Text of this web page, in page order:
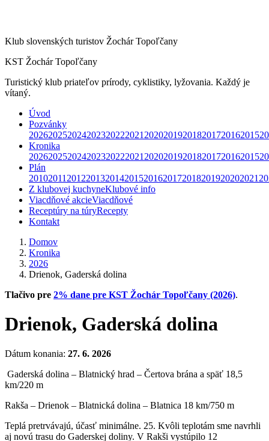
Klub slovenských turistov Žochár Topoľčany
KST Žochár Topoľčany
Turistický klub priateľov prírody, cyklistiky, lyžovania. Každý je
vítaný.
Úvod
Pozvánky
202620252024202320222021 202020192018201720162015
Kronika
202620252024202320222021 202020192018201720162015
Plán
20102011 2012201320142015201620172018201920202021
Z klubovej kuchyneKlubové info
Viacdňové akcieViacdňové
Receptúry na túryRecepty
Kontakt
Domov
Kronika
2026
Drienok, Gaderská dolina
Tlačivo pre 2% dane pre KST Žochár Topoľčany (2026).
Drienok, Gaderská dolina
Dátum konania: 27. 6. 2026
Gaderská dolina – Blatnický hrad – Čertova brána a späť 18,5
km/220 m
Rakša – Drienok – Blatnická dolina – Blatnica 18 km/750 m
Teplá pretrvávajú, účasť minimálne. 25. Kvôli teplotám sme navrhli
aj novú trasu do Gaderskej doliny. V Rakši vystúpilo 12